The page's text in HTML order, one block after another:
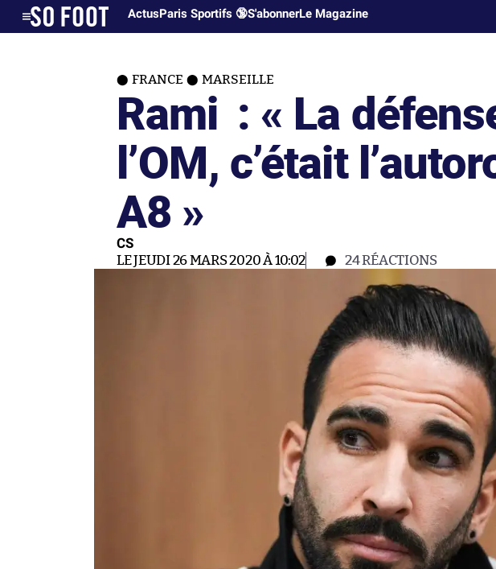
ActusParis Sportifs 🔞S'abonnerLe Magazine
FRANCE MARSEILLE
Rami : « La
l’OM, c’était
A8 »
CS
LE JEUDI 26 MARS 2020 À 10:02 24RÉACTIONS